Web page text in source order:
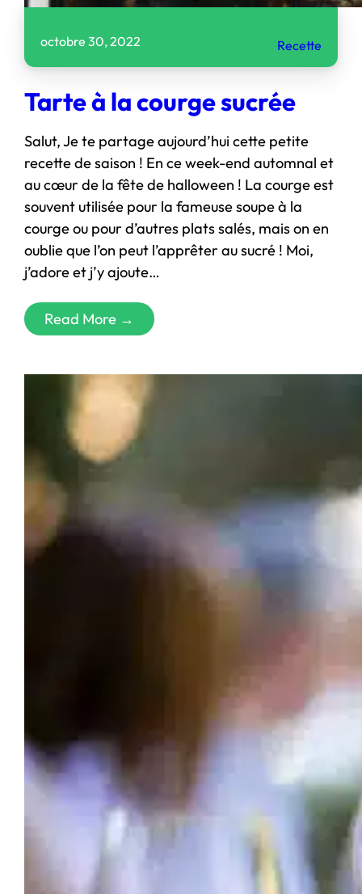
octobre 30, 2022 Recette
Tarte à la courge sucrée
Salut, Je te partage aujourd’hui cette petite
recette de saison ! En ce week-end automnal et
au cœur de la fête de halloween ! La courge est
souvent utilisée pour la fameuse soupe à la
courge ou pour d’autres plats salés, mais on en
oublie que l’on peut l’apprêter au sucré ! Moi,
j’adore et j’y ajoute…
Read More →